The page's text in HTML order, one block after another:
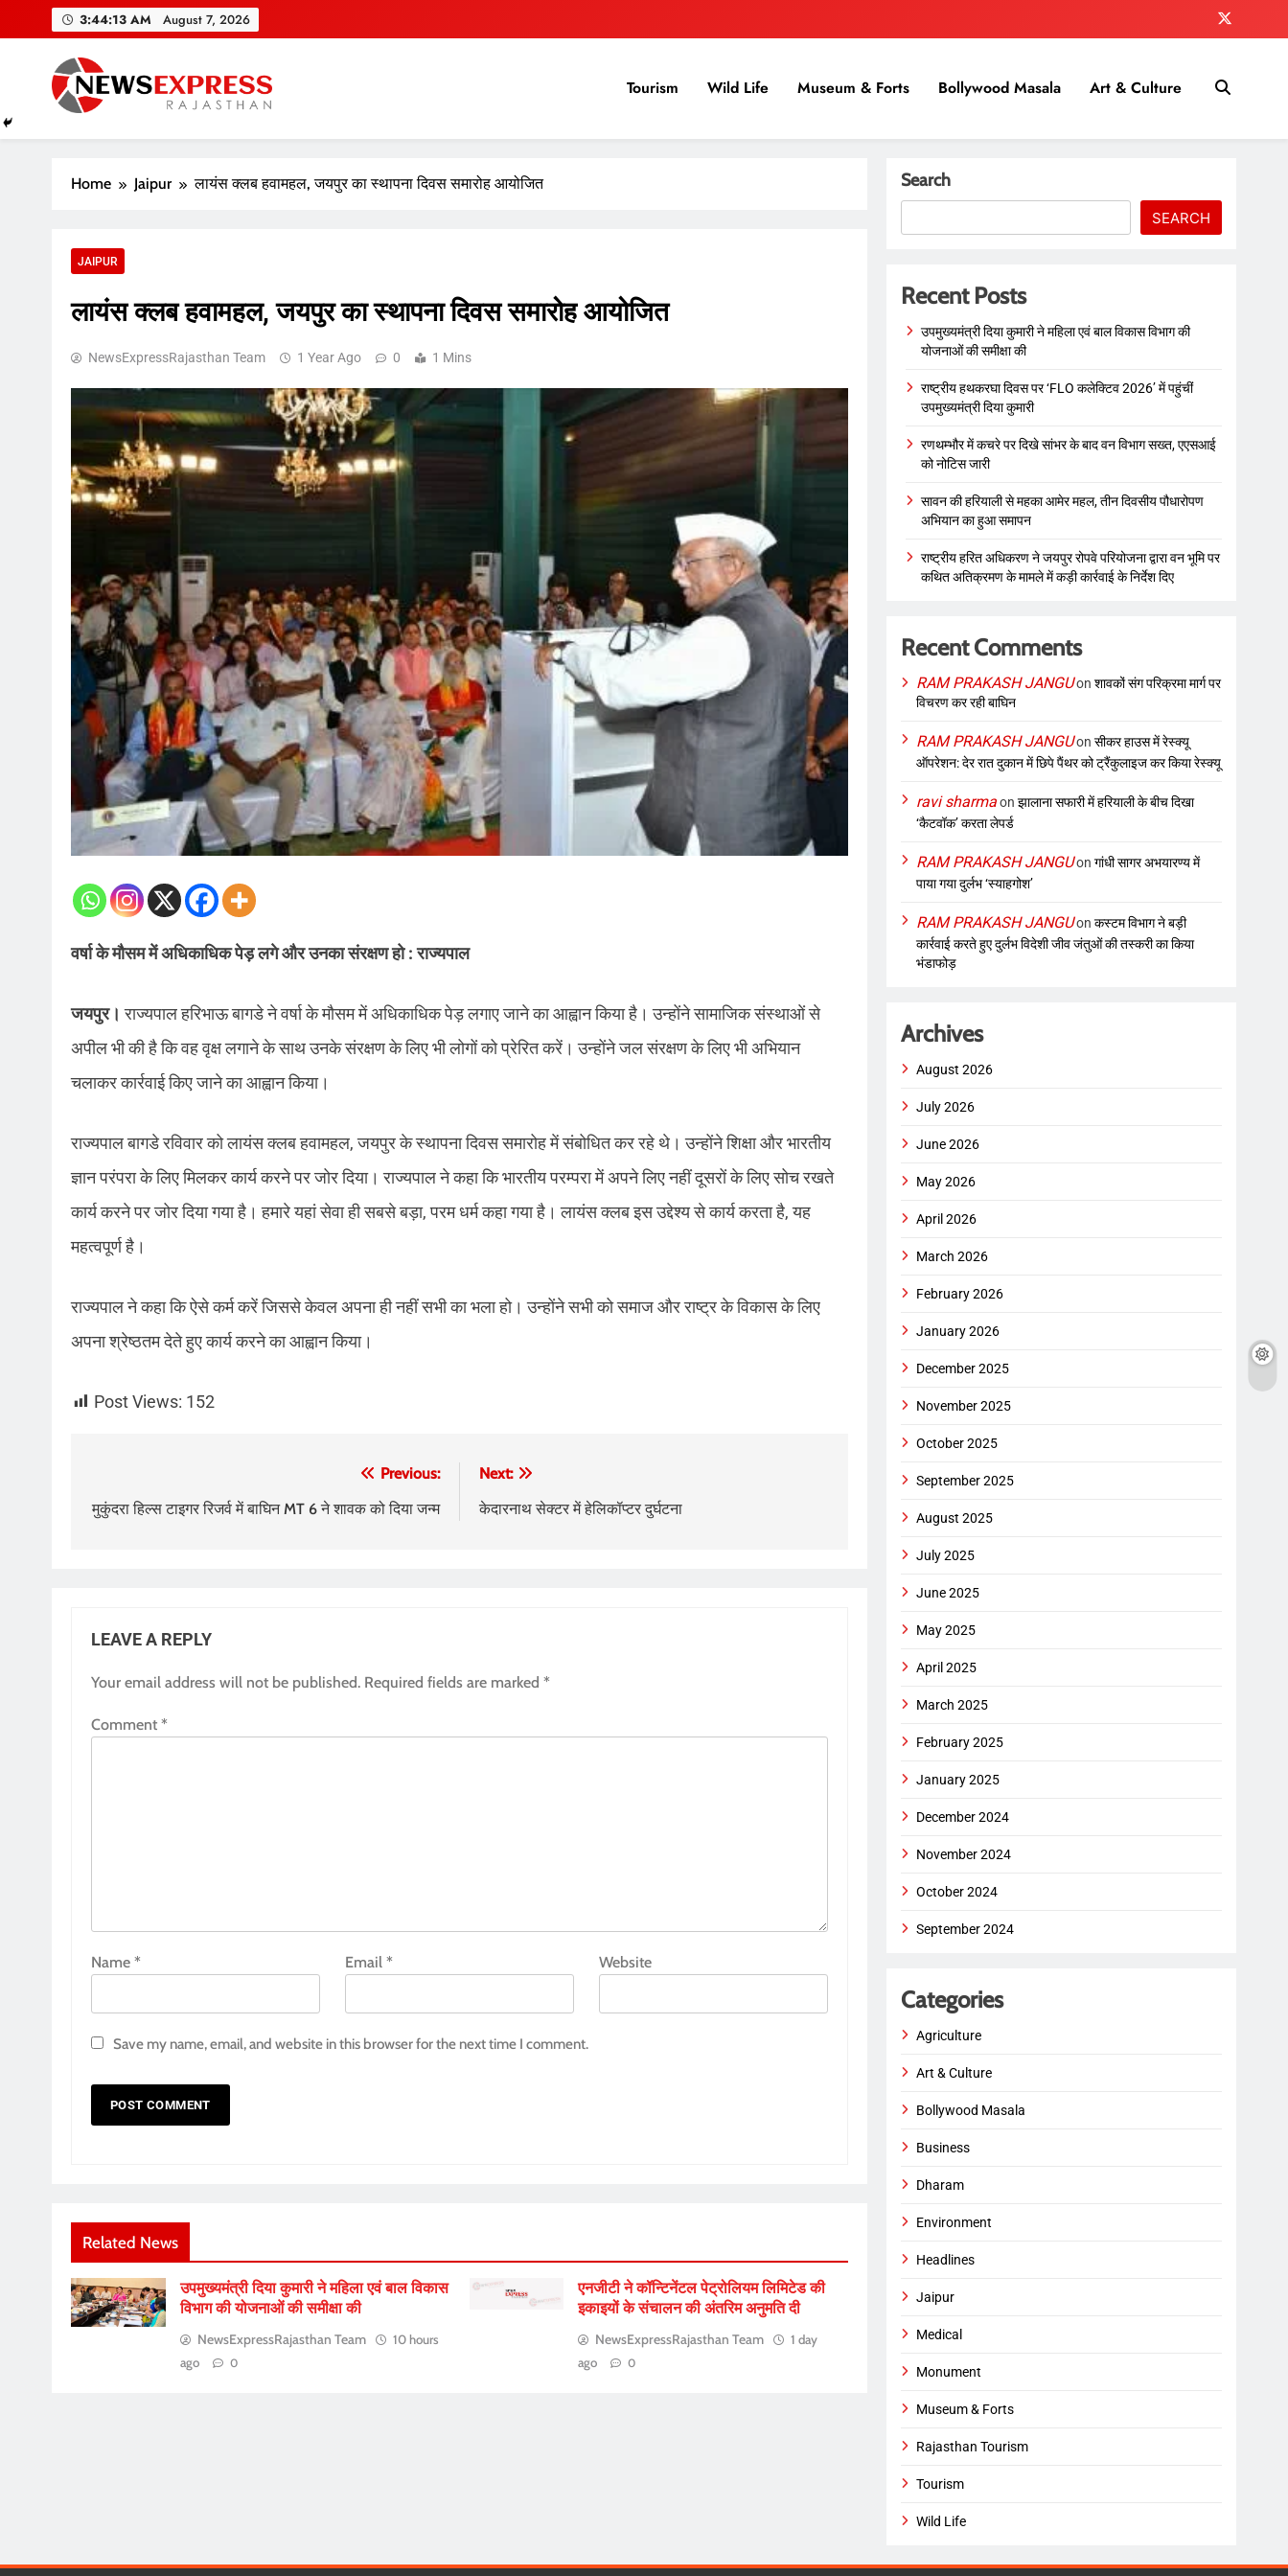
3:44:14 AM August 7, 2026
Tourism Wild Life Museum & Forts Bollywood Masala Art & Culture
Home Jaipur लायंस क्लब हवामहल, जयपुर का स्थापना दिवस समारोह आयोजित
JAIPUR
लायंस क्लब हवामहल, जयपुर का स्थापना दिवस समारोह आयोजित
NewsExpressRajasthan Team 1 Year Ago 0 1 Mins
वर्षा के मौसम में अधिकाधिक पेड़ लगे और उनका संरक्षण हो : राज्यपाल
जयपुर। राज्यपाल हरिभाऊ बागडे ने वर्षा के मौसम में अधिकाधिक पेड़ लगाए जाने का आह्वान किया है। उन्होंने सामाजिक संस्थाओं से
अपील भी की है कि वह वृक्ष लगाने के साथ उनके संरक्षण के लिए भी लोगों को प्रेरित करें। उन्होंने जल संरक्षण के लिए भी अभियान
चलाकर कार्रवाई किए जाने का आह्वान किया।
राज्यपाल बागडे रविवार को लायंस क्लब हवामहल, जयपुर के स्थापना दिवस समारोह में संबोधित कर रहे थे। उन्होंने शिक्षा और भारतीय
ज्ञान परंपरा के लिए मिलकर कार्य करने पर जोर दिया। राज्यपाल ने कहा कि भारतीय परम्परा में अपने लिए नहीं दूसरों के लिए सोच रखते
कार्य करने पर जोर दिया गया है। हमारे यहां सेवा ही सबसे बड़ा, परम धर्म कहा गया है। लायंस क्लब इस उद्देश्य से कार्य करता है, यह
महत्वपूर्ण है।
राज्यपाल ने कहा कि ऐसे कर्म करें जिससे केवल अपना ही नहीं सभी का भला हो। उन्होंने सभी को समाज और राष्ट्र के विकास के लिए
अपना श्रेष्ठतम देते हुए कार्य करने का आह्वान किया।
Post Views: 152
navigation
Previous:
मुकुंदरा हिल्स टाइगर रिजर्व में बाघिन MT 6 ने शावक को दिया जन्म
Next:
केदारनाथ सेक्टर में हेलिकॉप्टर दुर्घटना
LEAVE A REPLY
Your email address will not be published. Required fields are marked *
Comment *
Name * Email* Website
Save my name, email, and website in this browser for the next time I comment.
Related News
उपमुख्यमंत्री दिया कुमारी ने महिला एवं बाल विकास
विभाग की योजनाओं की समीक्षा की
NewsExpressRajasthan Team
10 hours
ago
0
एनजीटी ने कॉन्टिनेंटल पेट्रोलियम लिमिटेड की
इकाइयों के संचालन की अंतरिम अनुमति दी
NewsExpressRajasthan Team
1 day
ago
0
Search
SEARCH
Recent Posts
उपमुख्यमंत्री दिया कुमारी ने महिला एवं बाल विकास विभाग की
योजनाओं की समीक्षा की
राष्ट्रीय हथकरघा दिवस पर ‘FLO कलेक्टिव 2026’ में पहुंचीं
उपमुख्यमंत्री दिया कुमारी
रणथम्भौर में कचरे पर दिखे सांभर के बाद वन विभाग सख्त, एएसआई
को नोटिस जारी
सावन की हरियाली से महका आमेर महल, तीन दिवसीय पौधारोपण
अभियान का हुआ समापन
राष्ट्रीय हरित अधिकरण ने जयपुर रोपवे परियोजना द्वारा वन भूमि पर
कथित अतिक्रमण के मामले में कड़ी कार्रवाई के निर्देश दिए
Recent Comments
RAM PRAKASH JANGUonशावकों संग परिक्रमा मार्ग पर
विचरण कर रही बाघिन
RAM PRAKASH JANGUonसीकर हाउस में रेस्क्यू
ऑपरेशन: देर रात दुकान में छिपे पैंथर को ट्रैंकुलाइज कर किया रेस्क्यू
ravi sharmaonझालाना सफारी में हरियाली के बीच दिखा
‘कैटवॉक’ करता लेपर्ड
RAM PRAKASH JANGUonगांधी सागर अभयारण्य में
पाया गया दुर्लभ ‘स्याहगोश’
RAM PRAKASH JANGUonकस्टम विभाग ने बड़ी
कार्रवाई करते हुए दुर्लभ विदेशी जीव जंतुओं की तस्करी का किया
भंडाफोड़
Archives
August 2026
July 2026
June 2026
May 2026
April 2026
March 2026
February 2026
January 2026
December 2025
November 2025
October 2025
September 2025
August 2025
July 2025
June 2025
May 2025
April 2025
March 2025
February 2025
January 2025
December 2024
November 2024
October 2024
September 2024
Categories
Agriculture
Art & Culture
Bollywood Masala
Business
Dharam
Environment
Headlines
Jaipur
Medical
Monument
Museum & Forts
Rajasthan Tourism
Tourism
Wild Life